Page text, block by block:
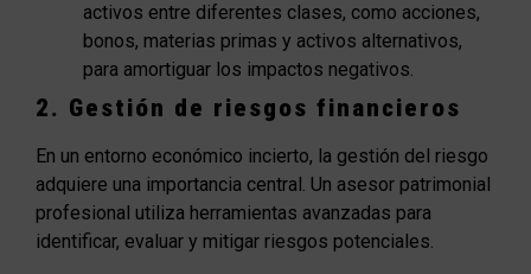
activos entre diferentes clases, como acciones,
bonos, materias primas y activos alternativos,
para amortiguar los impactos negativos.
2. Gestión de riesgos financieros
En un entorno económico incierto, la gestión del riesgo
adquiere una importancia central. Un asesor patrimonial
profesional utiliza herramientas avanzadas para
identificar, evaluar y mitigar riesgos potenciales.